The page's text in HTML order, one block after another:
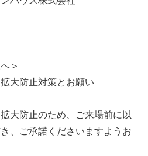
＞
大防止対策とお願い
大防止のため、ご来場前に以
、ご承諾くださいますようお